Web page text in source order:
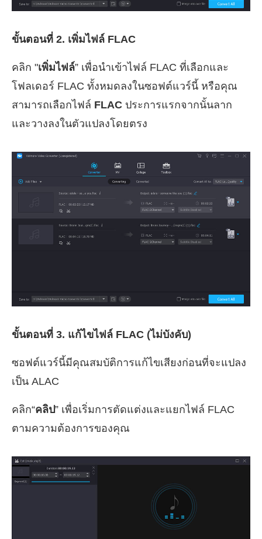
ขั้นตอนที่ 2. เพิ่มไฟล์ FLAC
คลิก "เพิ่มไฟล์” เพื่อนำเข้าไฟล์ FLAC ที่เลือกและ
โฟลเดอร์ FLAC ทั้งหมดลงในซอฟต์แวร์นี้ หรือคุณ
สามารถเลือกไฟล์ FLAC ประการแรกจากนั้นลาก
และวางลงในตัวแปลงโดยตรง
ขั้นตอนที่ 3. แก้ไขไฟล์ FLAC (ไม่บังคับ)
ซอฟต์แวร์นี้มีคุณสมบัติการแก้ไขเสียงก่อนที่จะแปลง
เป็น ALAC
คลิก“คลิป” เพื่อเริ่มการตัดแต่งและแยกไฟล์ FLAC
ตามความต้องการของคุณ